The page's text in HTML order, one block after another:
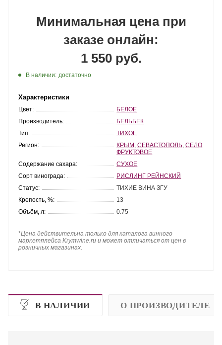
Минимальная цена при
заказе онлайн:
1 550 руб.
В наличии: достаточно
Характеристики
Цвет:
БЕЛОЕ
Производитель:
БЕЛЬБЕК
Тип:
ТИХОЕ
Регион:
КРЫМ ,СЕВАСТОПОЛЬ ,СЕЛО
ФРУКТОВОЕ
Содержание сахара:
СУХОЕ
Сорт винограда:
РИСЛИНГ РЕЙНСКИЙ
Статус:
ТИХИЕ ВИНА ЗГУ
Крепость, %:
13
Объём, л:
0.75
*Цена действительна только для каталога винного
маркетплейса Krymwine.ru и может отличаться от цен в
розничных магазинах.
В НАЛИЧИИ О ПРОИЗВОДИТЕЛЕ